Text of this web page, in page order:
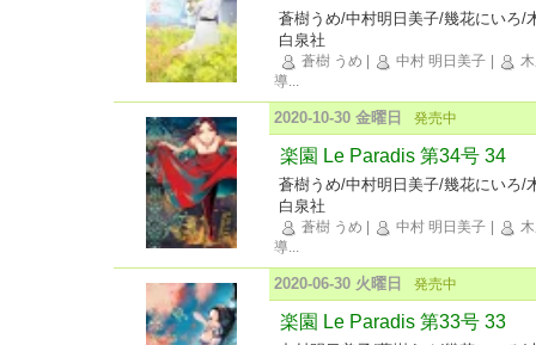
蒼樹うめ/中村明日美子/幾花にいろ/
白泉社
蒼樹 うめ 中村 明日美子
導...
2020-10-30 金曜日 発売中
楽園 Le Paradis 第34号 34
蒼樹うめ/中村明日美子/幾花にいろ/
白泉社
蒼樹 うめ 中村 明日美子
導...
2020-06-30 火曜日 発売中
楽園 Le Paradis 第33号 33